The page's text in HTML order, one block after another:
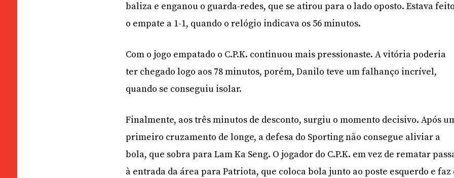
baliza e enganou o guarda-redes, que se atirou para o lado oposto. Estava feito
o empate a 1-1, quando o relógio indicava os 56 minutos.
Com o jogo empatado o C.P.K. continuou mais pressionaste. A vitória poderia
ter chegado logo aos 78 minutos, porém, Danilo teve um falhanço incrível,
quando se conseguiu isolar.
Finalmente, aos três minutos de desconto, surgiu o momento decisivo. Após
primeiro cruzamento de longe, a defesa do Sporting não consegue aliviar a
bola, que sobra para Lam Ka Seng. O jogador do C.P.K. em vez de rematar
à entrada da área para Patriota, que coloca bola junto ao poste esquerdo e faz